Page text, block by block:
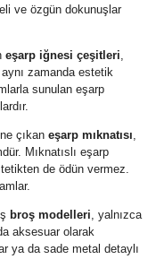
ve özgün dokunuşlar
eşarp iğnesi çeşitleri,
zamanda estetik
sunulan eşarp
çıkan eşarp mıknatısı,
Mıknatıslı eşarp
de ödün vermez.
broş modelleri, yalnızca
aksesuar olarak
ya da sade metal detaylı